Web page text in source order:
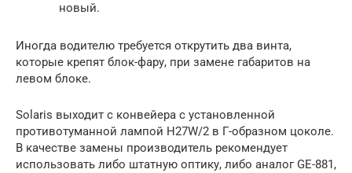
новый.
Иногда водителю требуется открутить два винта,
которые крепят блок-фару, при замене габаритов на
левом блоке.
Solaris выходит с конвейера с установленной
противотуманной лампой Н27W/2 в Г-образном цоколе.
В качестве замены производитель рекомендует
использовать либо штатную оптику, либо аналог GE-881,